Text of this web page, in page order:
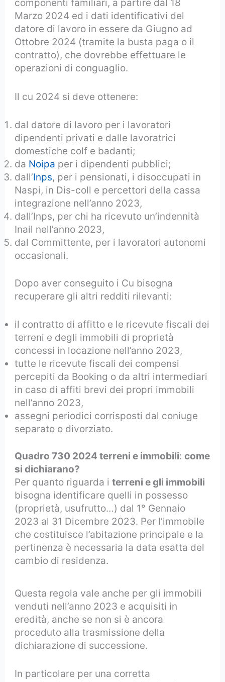
componenti familiari, a partire dal 18
Marzo 2024 ed i dati identificativi del
datore di lavoro in essere da Giugno ad
Ottobre 2024 (tramite la busta paga o il
contratto), che dovrebbe effettuare le
operazioni di conguaglio.
Il cu 2024 si deve ottenere:
dal datore di lavoro per i lavoratori
dipendenti privati e dalle lavoratrici
domestiche colf e badanti;
da Noipa per i dipendenti pubblici;
dall’Inps, per i pensionati, i disoccupati in
Naspi, in Dis-coll e percettori della cassa
integrazione nell’anno 2023,
dall’Inps, per chi ha ricevuto un’indennità
Inail nell’anno 2023,
dal Committente, per i lavoratori autonomi
occasionali.
Dopo aver conseguito i Cu bisogna
recuperare gli altri redditi rilevanti:
il contratto di affitto e le ricevute fiscali dei
terreni e degli immobili di proprietà
concessi in locazione nell’anno 2023,
tutte le ricevute fiscali dei compensi
percepiti da Booking o da altri intermediari
in caso di affiti brevi dei propri immobili
nell’anno 2023,
assegni periodici corrisposti dal coniuge
separato o divorziato.
Quadro 730 2024 terreni e immobili:come
si dichiarano?
Per quanto riguarda iterreni e gli immobili
bisogna identificare quelli in possesso
(proprietà, usufrutto…) dal 1° Gennaio
2023 al 31 Dicembre 2023. Per l’immobile
che costituisce l’abitazione principale e la
pertinenza è necessaria la data esatta del
cambio di residenza.
Questa regola vale anche per gli immobili
venduti nell’anno 2023 e acquisiti in
eredità, anche se non si è ancora
proceduto alla trasmissione della
dichiarazione di successione.
In particolare per una corretta